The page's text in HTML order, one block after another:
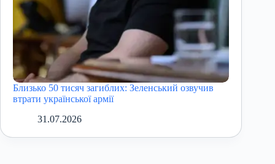
Близько 50 тисяч загиблих: Зеленський озвучив
втрати української армії
31.07.2026